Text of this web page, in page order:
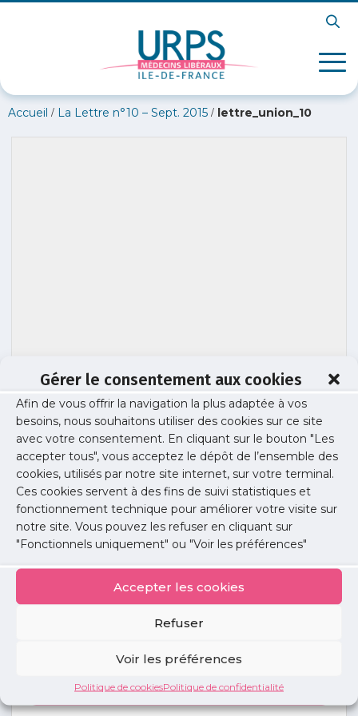
Gérer le consentement aux cookies
Afin de vous offrir la navigation la plus adaptée à vos
besoins, nous souhaitons utiliser des cookies sur ce site
avec votre consentement. En cliquant sur le bouton "Les
accepter tous", vous acceptez le dépôt de l’ensemble des
cookies, utilisés par notre site internet, sur votre terminal.
Ces cookies servent à des fins de suivi statistiques et
fonctionnement technique pour améliorer votre visite sur
notre site. Vous pouvez les refuser en cliquant sur
"Fonctionnels uniquement" ou "Voir les préférences"
Accepter les cookies
Refuser
Voir les préférences
Politique de cookiesPolitique de confidentialité
Accueil / La Lettre n°10 – Sept. 2015 / lettre_union_10
lettre_union_10
Publié le :2 mai 2017
Partager cet article :
annonces
Voir toutes les annonces